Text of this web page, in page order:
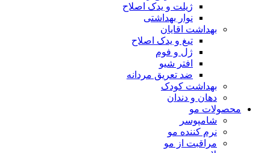
ژیلت و یدک اصلاح
نوار بهداشتی
بهداشت اقایان
تیغ و یدک اصلاح
ژل و فوم
افتر شیو
ضد تعریق مردانه
بهداشت کودک
دهان و دندان
محصولات مو
شامپوسر
نرم کننده مو
مراقبت از مو